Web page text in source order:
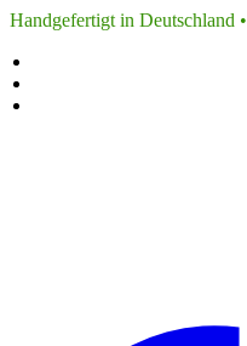
Handgefertigt in Deutschland •